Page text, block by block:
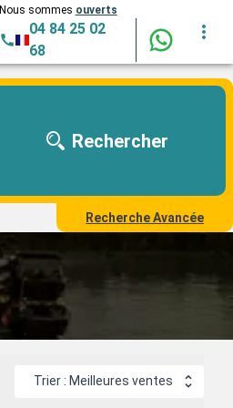
Nous sommes ouverts
04 84 25 02
68
Rechercher
Recherche Avancée
Trier : Meilleures ventes